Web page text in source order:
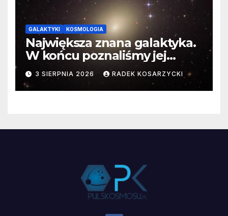
GALAKTYKI KOSMOLOGIA
Największa znana galaktyka.
W końcu poznaliśmy jej
faktyczne wymiary
3 SIERPNIA 2026 RADEK KOSARZYCKI